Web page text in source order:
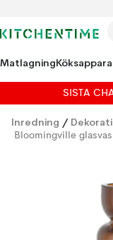
Matlagning
SISTA
Inredning /
Bloomingville